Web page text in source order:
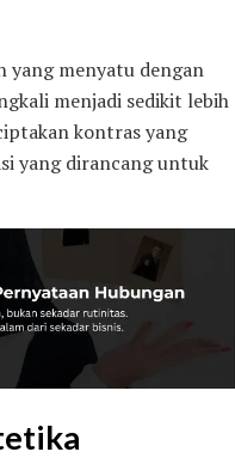
yang menyatu dengan
menjadi sedikit lebih
kontras yang
yang dirancang untuk